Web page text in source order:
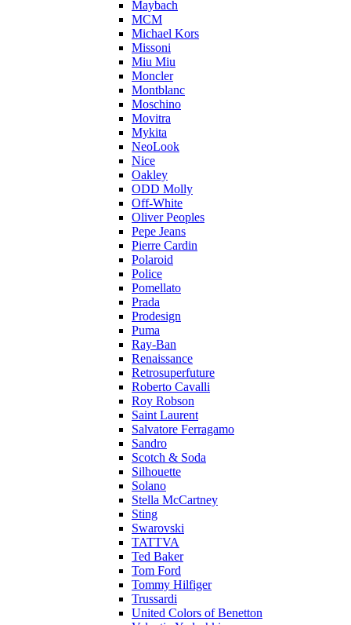
Maybach
MCM
Michael Kors
Missoni
Miu Miu
Moncler
Montblanc
Moschino
Movitra
Mykita
NeoLook
Nice
Oakley
ODD Molly
Off-White
Oliver Peoples
Pepe Jeans
Pierre Cardin
Polaroid
Police
Pomellato
Prada
Prodesign
Puma
Ray-Ban
Renaissance
Retrosuperfuture
Roberto Cavalli
Roy Robson
Saint Laurent
Salvatore Ferragamo
Sandro
Scotch & Soda
Silhouette
Solano
Stella McCartney
Sting
Swarovski
TATTVA
Ted Baker
Tom Ford
Tommy Hilfiger
Trussardi
United Colors of Benetton